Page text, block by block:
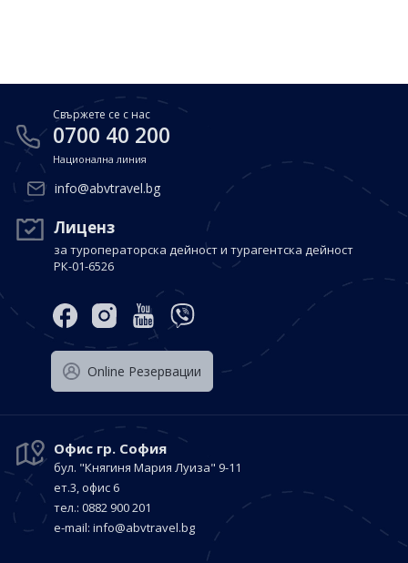
Почивки в Италия
Почивки в Доминиканска република
Почивки в Дубай
Почивка в Мексико
Политика за поверителност
Контакти
Вход за агенти
Свържете се с нас
0700 40 200
Свържете се с нас
0700 40 200
Национална линия
info@abvtravel.bg
Лиценз
за туроператорска дейност и турагентска дейност
РК-01-6526
Оnline Резервации
Офис гр. София
бул. "Княгиня Мария Луиза" 9-11
ет.3, офис 6
тел.: 0882 900 201
е-mail: info@abvtravel.bg